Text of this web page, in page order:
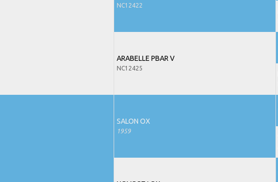
NC12422
ARABELLE PBAR V
NC12425
SALON OX
1959